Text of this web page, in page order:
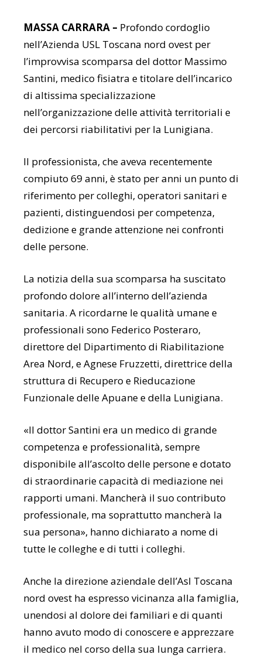
MASSA CARRARA – Profondo cordoglio
nell’Azienda USL Toscana nord ovest per
l’improvvisa scomparsa del dottor Massimo
Santini, medico fisiatra e titolare dell’incarico
di altissima specializzazione
nell’organizzazione delle attività territoriali e
dei percorsi riabilitativi per la Lunigiana.
Il professionista, che aveva recentemente
compiuto 69 anni, è stato per anni un punto di
riferimento per colleghi, operatori sanitari e
pazienti, distinguendosi per competenza,
dedizione e grande attenzione nei confronti
delle persone.
La notizia della sua scomparsa ha suscitato
profondo dolore all’interno dell’azienda
sanitaria. A ricordarne le qualità umane e
professionali sono Federico Posteraro,
direttore del Dipartimento di Riabilitazione
Area Nord, e Agnese Fruzzetti, direttrice della
struttura di Recupero e Rieducazione
Funzionale delle Apuane e della Lunigiana.
«Il dottor Santini era un medico di grande
competenza e professionalità, sempre
disponibile all’ascolto delle persone e dotato
di straordinarie capacità di mediazione nei
rapporti umani. Mancherà il suo contributo
professionale, ma soprattutto mancherà la
sua persona», hanno dichiarato a nome di
tutte le colleghe e di tutti i colleghi.
Anche la direzione aziendale dell’Asl Toscana
nord ovest ha espresso vicinanza alla famiglia,
unendosi al dolore dei familiari e di quanti
hanno avuto modo di conoscere e apprezzare
il medico nel corso della sua lunga carriera.